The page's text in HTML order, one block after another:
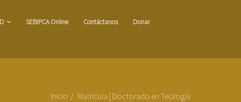
SEBIPCA Online Contáctanos Donar
Inicio Matrícula | Doctorado en Teología